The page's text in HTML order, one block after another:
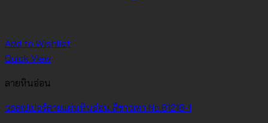
Add to Wishlist
Quick View
ลายหินอ่อน
วอลเปเปอร์ลายแผ่นหินอ่อน สีขาวเทา No.81218-1